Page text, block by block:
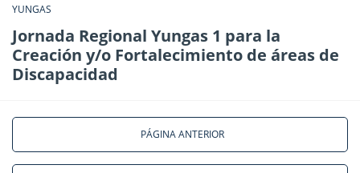
YUNGAS
Jornada Regional Yungas 1 para la
Creación y/o Fortalecimiento de áreas de
Discapacidad
PÁGINA ANTERIOR